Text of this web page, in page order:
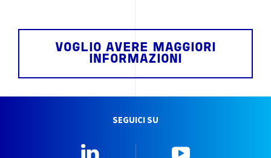
VOGLIO AVERE MAGGIORI
INFORMAZIONI
SEGUICI SU